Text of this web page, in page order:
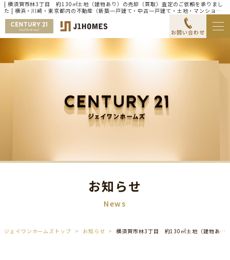
| 横須賀市林3丁目 約130㎡土地（建物あり）の売却（買取）査定のご依頼を承りまし
た | 横浜・川崎・東京都内の不動産（新築一戸建て・中古一戸建て・土地・マンショ
ン）ならセンチュリー21ジェイワンホームズ
お問い合わせ
お知らせ
News
ジェイワンホームズトップ お知らせ 横須賀市林3丁目 約130㎡土地（建物あり）の売却（買取）査定のご依頼を承りました